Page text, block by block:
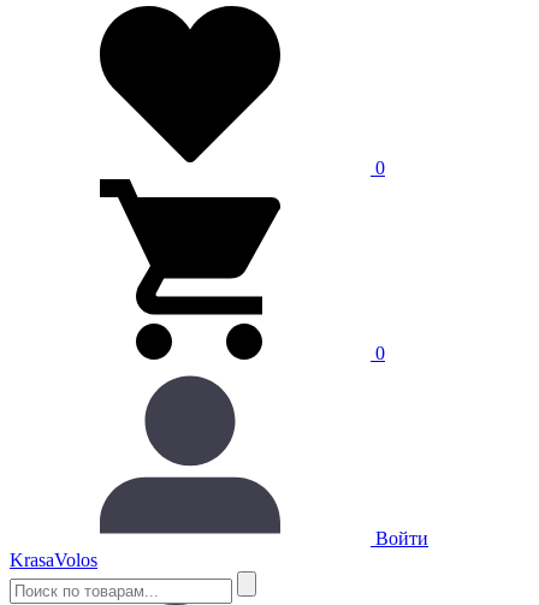
0
0
Войти
KrasaVolos